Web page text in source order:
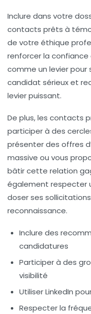
Inclure dans votre
contacts prêts à
de votre éthique
renforcer la confiance
comme un levier pour
candidat sérieux et
levier puissant.
De plus, les contacts
participer à des
présenter des offres
massive ou vous
bâtir cette relation
également respecter
doser ses
reconnaissance.
Inclure des
candidatures
Participer à des
visibilité
Utiliser LinkedIn
Respecter la